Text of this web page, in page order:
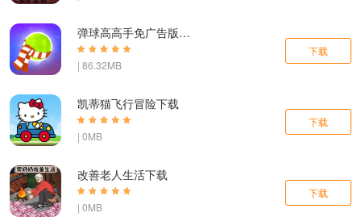
弹球高高手免广告版下载
| 86.32MB
下载
凯蒂猫飞行冒险下载
| 0MB
下载
改善老人生活下载
| 0MB
下载